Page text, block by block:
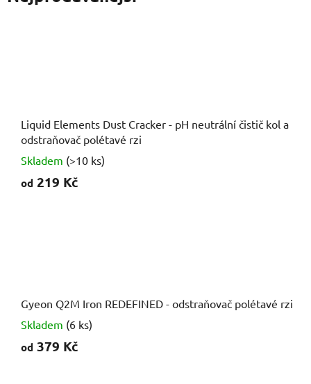
Liquid Elements Dust Cracker - pH neutrální čistič kol a
odstraňovač polétavé rzi
Skladem (>10 ks)
od 219 Kč
Gyeon Q2M Iron REDEFINED - odstraňovač polétavé rzi
Skladem (6 ks)
od 379 Kč